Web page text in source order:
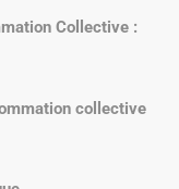
Collective :
collective